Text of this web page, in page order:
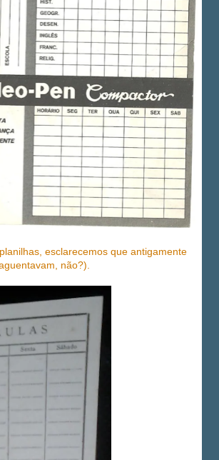
esclarecemos que antigamente
não?).